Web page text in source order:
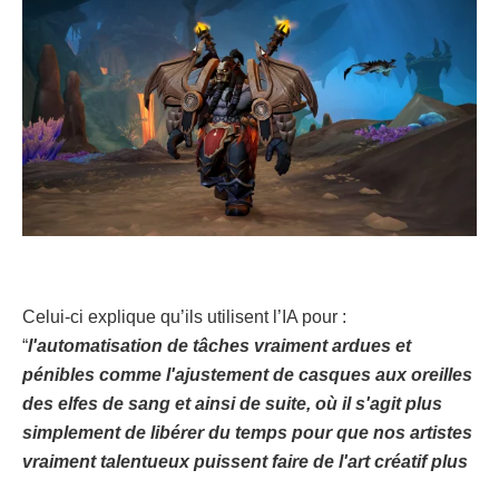
Celui-ci explique qu’ils utilisent l’IA pour :
“l'automatisation de tâches vraiment ardues et
pénibles comme l'ajustement de casques aux oreilles
des elfes de sang et ainsi de suite, où il s'agit plus
simplement de libérer du temps pour que nos artistes
vraiment talentueux puissent faire de l'art créatif plus